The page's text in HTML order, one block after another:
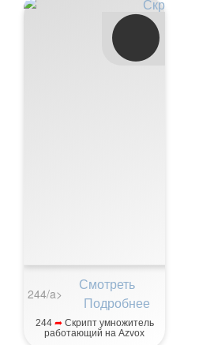
244/a>
Смотреть
Подробнее
244 ➦Скрипт умножитель
работающий на Azvox